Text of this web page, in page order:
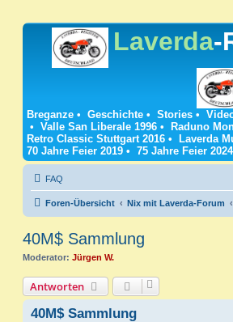
Laverda-
Breganze • Geschichte • Stories •
• Valle San Liberale 1996 • Raduno
Retro Classic Stuttgart 2016 • Laverda
70 Jahre Feier 2019 • 75 Jahre Feier 2024
FAQ
Foren-Übersicht Nix mit Laverda-Forum
40M$ Sammlung
Moderator: Jürgen W.
Antworten
40M$ Sammlung